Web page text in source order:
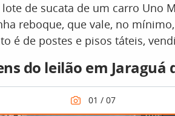
de sucata de um carro Uno
reboque, que vale, no
é de postes e pisos táteis,
do leilão em Jaraguá